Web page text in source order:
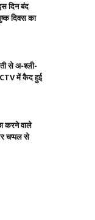
दिन बंद
दिवस का
से अ-श्ली-
में कैद हुई
करने वाले
चप्पल से